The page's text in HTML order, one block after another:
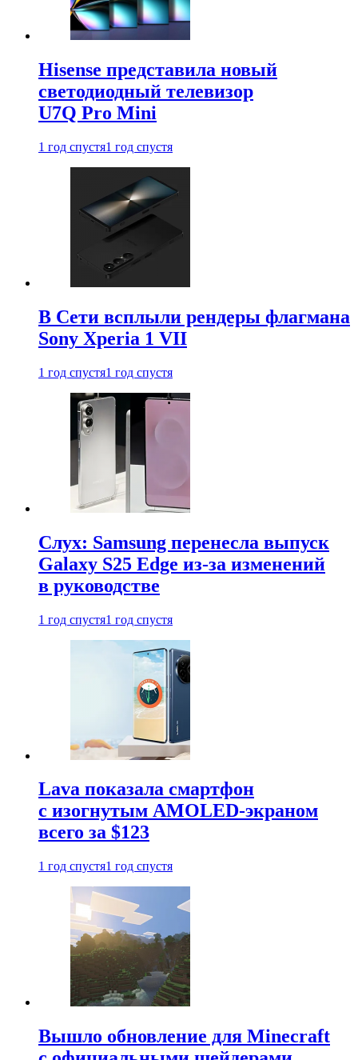
Hisense представила новый
светодиодный телевизор
U7Q Pro Mini
1 год спустя1 год спустя
В Сети всплыли рендеры флагмана
Sony Xperia 1 VII
1 год спустя1 год спустя
Слух: Samsung перенесла выпуск
Galaxy S25 Edge из-за изменений
в руководстве
1 год спустя1 год спустя
Lava показала смартфон
с изогнутым AMOLED-экраном
всего за $123
1 год спустя1 год спустя
Вышло обновление для Minecraft